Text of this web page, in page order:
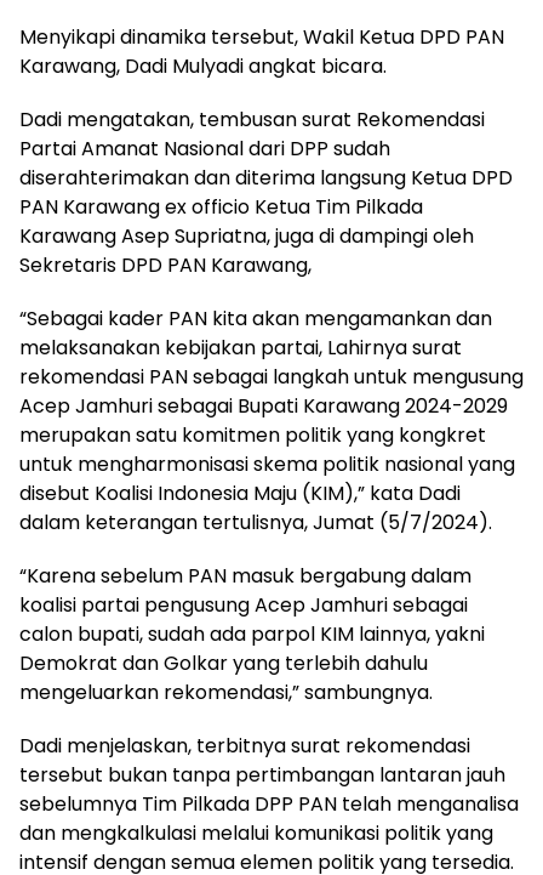
Menyikapi dinamika tersebut, Wakil Ketua DPD PAN
Karawang, Dadi Mulyadi angkat bicara.
Dadi mengatakan, tembusan surat Rekomendasi
Partai Amanat Nasional dari DPP sudah
diserahterimakan dan diterima langsung Ketua DPD
PAN Karawang ex officio Ketua Tim Pilkada
Karawang Asep Supriatna, juga di dampingi oleh
Sekretaris DPD PAN Karawang,
“Sebagai kader PAN kita akan mengamankan dan
melaksanakan kebijakan partai, Lahirnya surat
rekomendasi PAN sebagai langkah untuk mengusung
Acep Jamhuri sebagai Bupati Karawang 2024-2029
merupakan satu komitmen politik yang kongkret
untuk mengharmonisasi skema politik nasional yang
disebut Koalisi Indonesia Maju (KIM),” kata Dadi
dalam keterangan tertulisnya, Jumat (5/7/2024).
“Karena sebelum PAN masuk bergabung dalam
koalisi partai pengusung Acep Jamhuri sebagai
calon bupati, sudah ada parpol KIM lainnya, yakni
Demokrat dan Golkar yang terlebih dahulu
mengeluarkan rekomendasi,” sambungnya.
Dadi menjelaskan, terbitnya surat rekomendasi
tersebut bukan tanpa pertimbangan lantaran jauh
sebelumnya Tim Pilkada DPP PAN telah menganalisa
dan mengkalkulasi melalui komunikasi politik yang
intensif dengan semua elemen politik yang tersedia.